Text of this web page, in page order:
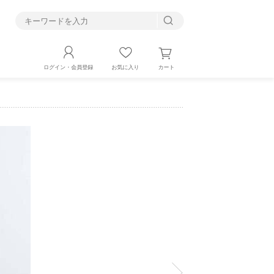
ログイン・会員登録 お気に入り カート